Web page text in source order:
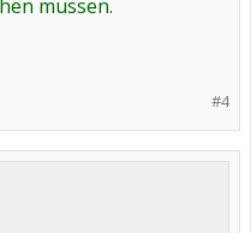
müssen.
#4